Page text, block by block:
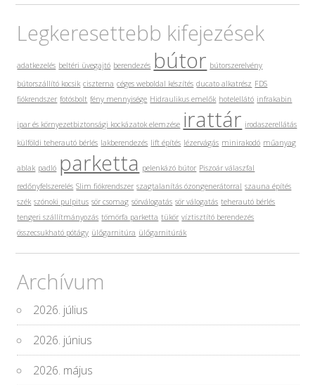
Legkeresettebb kifejezések
adatkezelés beltéri üvegajtó berendezés bútor bútorszerelvény
bútorszállító kocsik ciszterna céges weboldal készítés ducato alkatrész FDS
fiókrendszer fotósbolt fény mennyisége Hidraulikus emelők hotelellátó infrakabin
ipar és környezetbiztonsági kockázatok elemzése irattár irodaszerellátás
külföldi teherautó bérlés lakberendezés lift építés lézervágás minirakodó műanyag
ablak padló parketta pelenkázó bútor Piszoár válaszfal
redőnyfelszerelés Slim fiókrendszer szagtalanítás ózongenerátorral szauna építés
szék szónoki pulpitus sör csomag sörválogatás sör válogatás teherautó bérlés
tengeri szállítmányozás tömörfa parketta tükör víztisztító berendezés
összecsukható pótágy ülőgarnitúra ülőgarnitúrák
Archívum
2026. július
2026. június
2026. május